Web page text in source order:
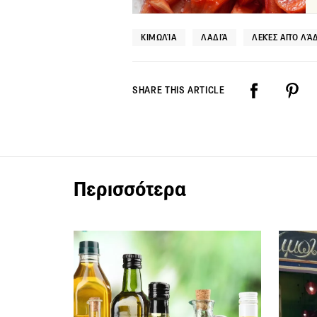
ΚΙΜΩΛΊΑ ΛΑΔΙΆ ΛΕΚΈΣ ΑΠΌ
SHARE THIS ARTICLE
Περισσότερα